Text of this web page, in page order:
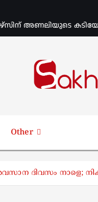
അണലിയുടെ
Other
ദിവസം നാളെ;